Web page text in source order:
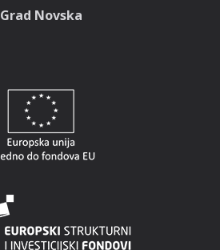
Grad Novska